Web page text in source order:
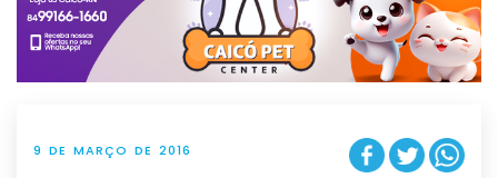
t
i
o
n
9 DE MARÇO DE 2016